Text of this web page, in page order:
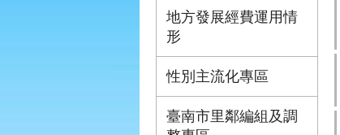
地方發展經費運用情
形
性別主流化專區
臺南市里鄰編組及調